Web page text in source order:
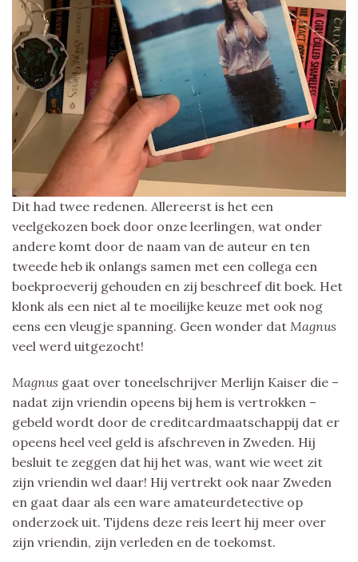
Dit had twee redenen. Allereerst is het een
veelgekozen boek door onze leerlingen, wat onder
andere komt door de naam van de auteur en ten
tweede heb ik onlangs samen met een collega een
boekproeverij gehouden en zij beschreef dit boek. Het
klonk als een niet al te moeilijke keuze met ook nog
eens een vleugje spanning. Geen wonder dat Magnus
veel werd uitgezocht!
Magnus gaat over toneelschrijver Merlijn Kaiser die –
nadat zijn vriendin opeens bij hem is vertrokken –
gebeld wordt door de creditcardmaatschappij dat er
opeens heel veel geld is afschreven in Zweden. Hij
besluit te zeggen dat hij het was, want wie weet zit
zijn vriendin wel daar! Hij vertrekt ook naar Zweden
en gaat daar als een ware amateurdetective op
onderzoek uit. Tijdens deze reis leert hij meer over
zijn vriendin, zijn verleden en de toekomst.